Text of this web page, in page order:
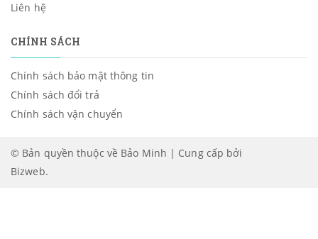
Liên hệ
CHÍNH SÁCH
Chính sách bảo mật thông tin
Chính sách đổi trả
Chính sách vận chuyển
© Bản quyền thuộc về Bảo Minh | Cung cấp bởi
Bizweb.